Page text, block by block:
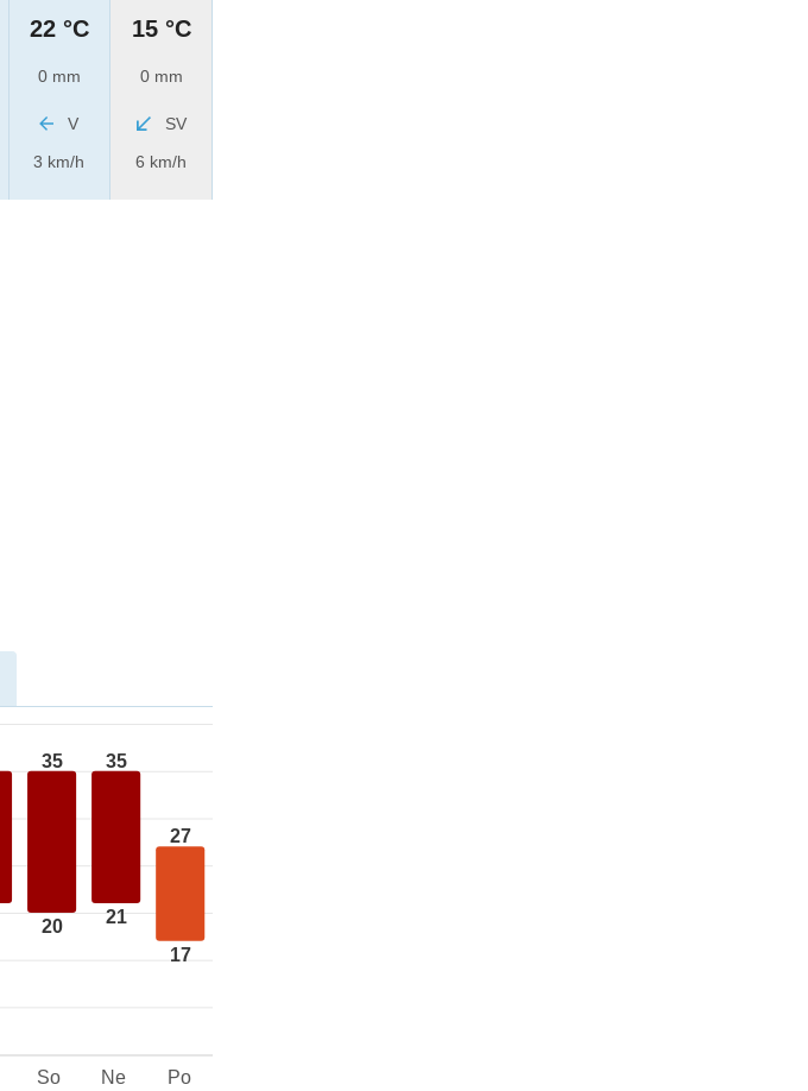
22 °C
0 mm
V
3 km/h
15 °C
0 mm
SV
6 km/h
35
20
35
21
27
17
So Ne Po